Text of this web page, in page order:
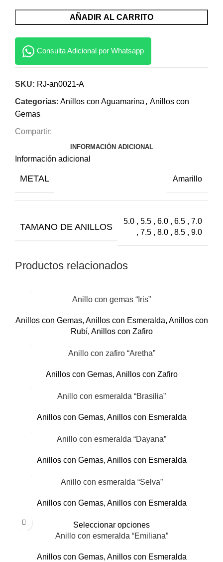
AÑADIR AL CARRITO
Consulta Adicional por Whatsapp
SKU: RJ-an0021-A
Categorías: Anillos con Aguamarina , Anillos con
Gemas
Compartir:
INFORMACIÓN ADICIONAL
Información adicional
METAL Amarillo
TAMANO DE ANILLOS
5.0 , 5.5 , 6.0 , 6.5 , 7.0
, 7.5 , 8.0 , 8.5 , 9.0
Productos relacionados
Anillo con gemas “Iris”
Anillos con Gemas, Anillos con Esmeralda, Anillos con
Rubí, Anillos con Zafiro
Anillo con zafiro “Aretha”
Anillos con Gemas, Anillos con Zafiro
Anillo con esmeralda “Brasilia”
Anillos con Gemas, Anillos con Esmeralda
Anillo con esmeralda “Dayana”
Anillos con Gemas, Anillos con Esmeralda
Anillo con esmeralda “Selva”
Anillos con Gemas, Anillos con Esmeralda
Seleccionar opciones
Anillo con esmeralda “Emiliana”
Anillos con Gemas, Anillos con Esmeralda